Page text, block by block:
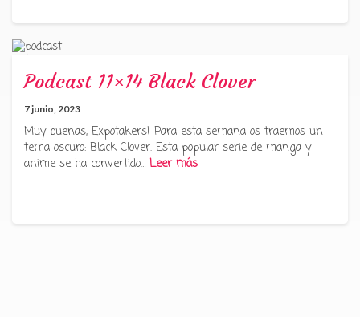
Podcast 11×14 Black Clover
7 junio, 2023
Muy buenas, Expotakers! Para esta semana os traemos un
tema oscuro: Black Clover. Esta popular serie de manga y
anime se ha convertido… Leer más